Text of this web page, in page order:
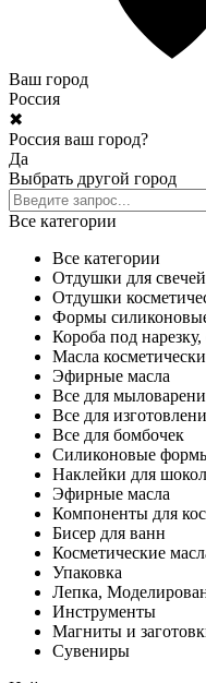
Ваш город
Россия
✖
Россия ваш город?
Да
Выбрать другой город
Все категории
Все категории
Отдушки для
Отдушки
Формы
Короба под нарезку,
Масла
Эфирные масла
Все для
Все для
Все для бомбочек
Силиконовые
Наклейки для
Эфирные масла
Компоненты для
Бисер для ванн
Косметические
Упаковка
Лепка,
Инструменты
Магниты и
Сувениры